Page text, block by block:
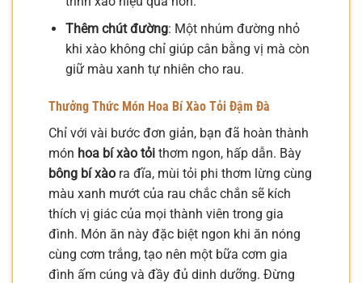
Thêm chút đường: Một nhúm đường nhỏ
khi xào không chỉ giúp cân bằng vị mà còn
giữ màu xanh tự nhiên cho rau.
Thưởng Thức Món Hoa Bí Xào Tỏi Đậm Đà
Chỉ với vài bước đơn giản, bạn đã hoàn thành
món hoa bí xào tỏi thơm ngon, hấp dẫn. Bày
bông bí xào ra đĩa, mùi tỏi phi thơm lừng cùng
màu xanh mướt của rau chắc chắn sẽ kích
thích vị giác của mọi thành viên trong gia
đình. Món ăn này đặc biệt ngon khi ăn nóng
cùng cơm trắng, tạo nên một bữa cơm gia
đình ấm cúng và đầy đủ dinh dưỡng. Đừng